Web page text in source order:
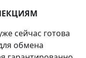
сейчас готова
обмена